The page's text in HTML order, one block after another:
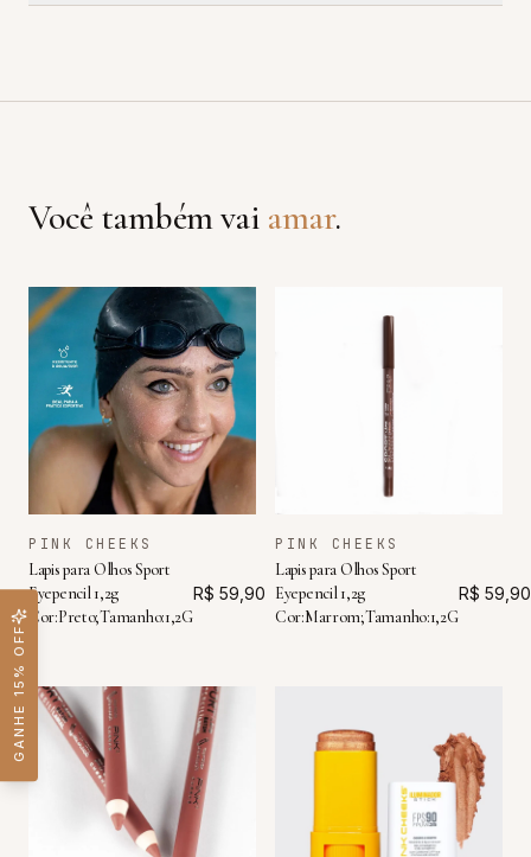
Você também vai amar.
PINK CHEEKS
Lapis para Olhos Sport
Eyepencil 1,2g
Cor:Preto;Tamanho:1,2G
R$ 59,90
PINK CHEEKS
Lapis para Olhos Sport
Eyepencil 1,2g
Cor:Marrom;Tamanho:1,2G
R$ 59,90
GANHE 15% OFF